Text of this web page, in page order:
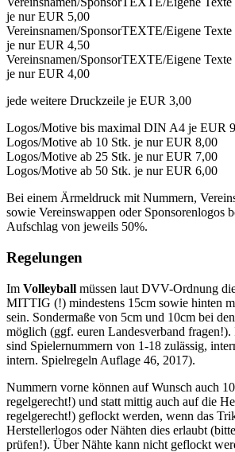
je nur EUR 5,00
Vereinsnamen/SponsorTEXTE/Eigene
je nur EUR 4,50
Vereinsnamen/SponsorTEXTE/Eigene
je nur EUR 4,00
jede weitere Druckzeile je EUR 3,00
Logos/Motive bis maximal DIN A4 je EUR
Logos/Motive ab 10 Stk. je nur EUR 8,00
Logos/Motive ab 25 Stk. je nur EUR 7,00
Logos/Motive ab 50 Stk. je nur EUR 6,00
Bei einem Ärmeldruck mit Nummern,
sowie Vereinswappen oder Sponsorenlogos
Aufschlag von jeweils 50%.
Regelungen
Im Volleyball müssen laut DVV-Ordnung
MITTIG (!) mindestens 15cm sowie hinten
sein. Sondermaße von 5cm und 10cm bei
möglich (ggf. euren Landesverband
sind Spielernummern von 1-18 zulässig,
intern. Spielregeln Auflage 46, 2017).
Nummern vorne können auf Wunsch auch
regelgerecht!) und statt mittig auch auf die
regelgerecht!) geflockt werden, wenn das
Herstellerlogos oder Nähten dies erlaubt
prüfen!). Über Nähte kann nicht geflockt